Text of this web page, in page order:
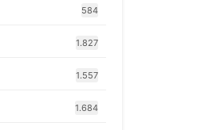
584
1.827
1.557
1.684